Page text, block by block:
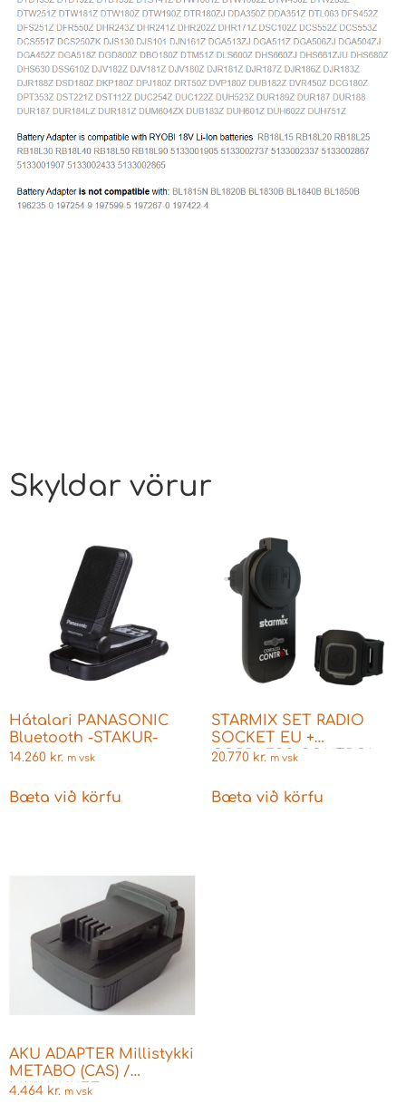
Skyldar vörur
Hátalari PANASONIC
Bluetooth -STAKUR-
14.260 kr. m vsk
Bæta við körfu
STARMIX SET RADIO
SOCKET EU +
CORDLESS CONTROL
20.770 kr. m vsk
Bæta við körfu
AKU ADAPTER Millistykki
METABO (CAS) /
MILWAUKEE
4.464 kr. m vsk